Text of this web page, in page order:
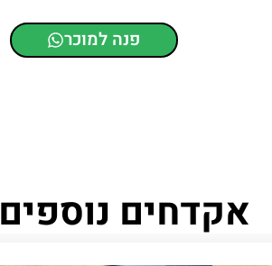
פנה למוכר
אקדחים נוספים